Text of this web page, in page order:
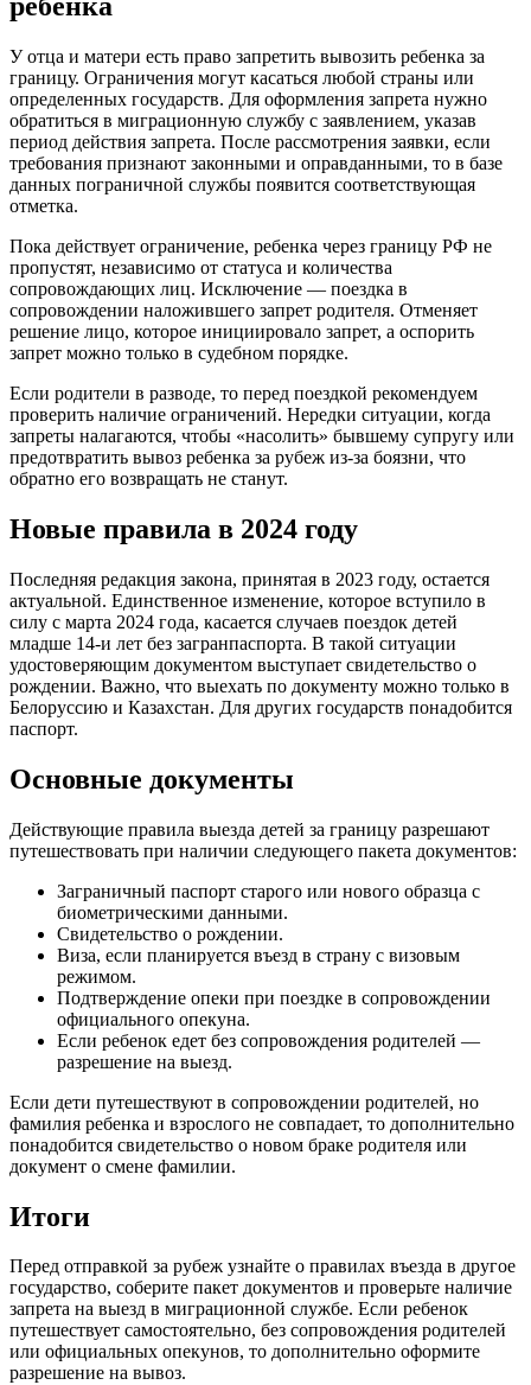
У отца и матери есть право запретить вывозить ребенка за
границу. Ограничения могут касаться любой страны или
определенных государств. Для оформления запрета нужно
обратиться в миграционную службу с заявлением, указав
период действия запрета. После рассмотрения заявки, если
требования признают законными и оправданными, то в базе
данных пограничной службы появится соответствующая
отметка.
Пока действует ограничение, ребенка через границу РФ не
пропустят, независимо от статуса и количества
сопровождающих лиц. Исключение — поездка в
сопровождении наложившего запрет родителя. Отменяет
решение лицо, которое инициировало запрет, а оспорить
запрет можно только в судебном порядке.
Если родители в разводе, то перед поездкой рекомендуем
проверить наличие ограничений. Нередки ситуации, когда
запреты налагаются, чтобы «насолить» бывшему супругу или
предотвратить вывоз ребенка за рубеж из-за боязни, что
обратно его возвращать не станут.
Новые правила в 2024 году
Последняя редакция закона, принятая в 2023 году, остается
актуальной. Единственное изменение, которое вступило в
силу с марта 2024 года, касается случаев поездок детей
младше 14-и лет без загранпаспорта. В такой ситуации
удостоверяющим документом выступает свидетельство о
рождении. Важно, что выехать по документу можно только в
Белоруссию и Казахстан. Для других государств понадобится
паспорт.
Основные документы
Действующие правила выезда детей за границу разрешают
путешествовать при наличии следующего пакета документов:
Заграничный паспорт старого или нового образца с
биометрическими данными.
Свидетельство о рождении.
Виза, если планируется въезд в страну с визовым
режимом.
Подтверждение опеки при поездке в сопровождении
официального опекуна.
Если ребенок едет без сопровождения родителей —
разрешение на выезд.
Если дети путешествуют в сопровождении родителей, но
фамилия ребенка и взрослого не совпадает, то дополнительно
понадобится свидетельство о новом браке родителя или
документ о смене фамилии.
Итоги
Перед отправкой за рубеж узнайте о правилах въезда в другое
государство, соберите пакет документов и проверьте наличие
запрета на выезд в миграционной службе. Если ребенок
путешествует самостоятельно, без сопровождения родителей
или официальных опекунов, то дополнительно оформите
разрешение на вывоз.